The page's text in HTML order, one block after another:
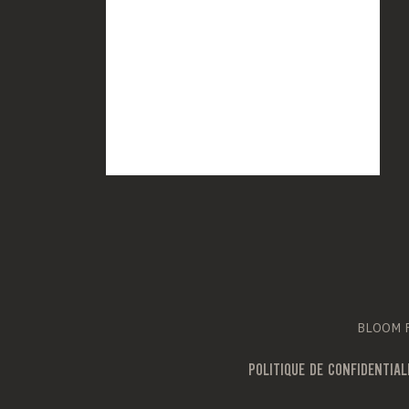
BLOOM
POLITIQUE DE